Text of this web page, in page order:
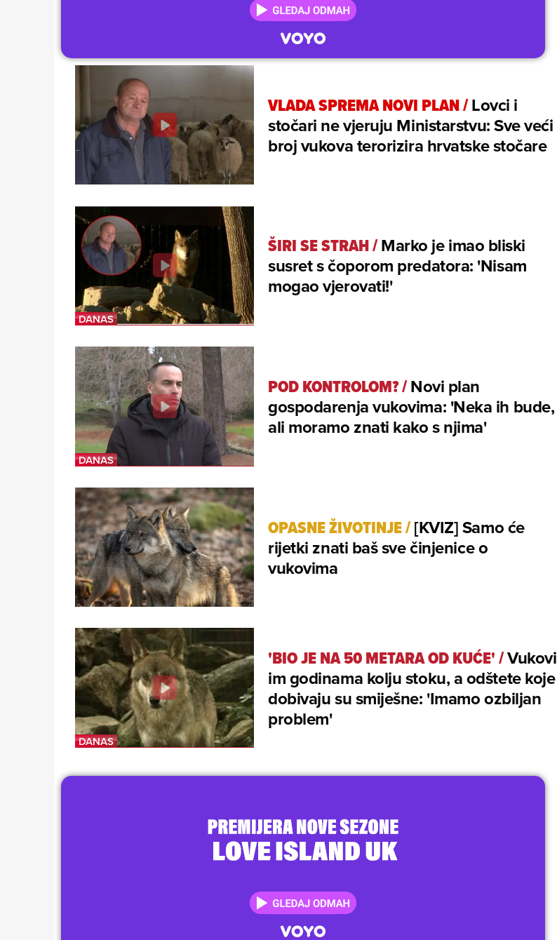
VLADA SPREMA NOVI PLAN/Lovci i
stočari ne vjeruju Ministarstvu: Sve veći
broj vukova terorizira hrvatske stočare
ŠIRI SE STRAH/Marko je imao bliski
susret s čoporom predatora: 'Nisam
mogao vjerovati!'
POD KONTROLOM?/Novi plan
gospodarenja vukovima: 'Neka ih bude,
ali moramo znati kako s njima'
OPASNE ŽIVOTINJE/[KVIZ] Samo će
rijetki znati baš sve činjenice o
vukovima
'BIO JE NA 50 METARA OD KUĆE'/Vukovi
im godinama kolju stoku, a odštete koje
dobivaju su smiješne: 'Imamo ozbiljan
problem'